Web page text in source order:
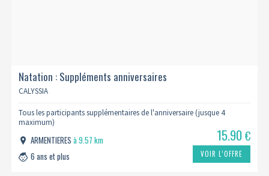
Natation : Suppléments anniversaires
CALYSSIA
Tous les participants supplémentaires de l'anniversaire (jusque 4
maximum)
ARMENTIERESà 9.57 km
6 ans et plus
15.90€
VOIR L’OFFRE